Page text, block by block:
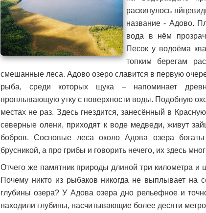
раскинулось
название - Адово.
вода в нём
Песок у водоёма
топким берегам
смешанные леса. Адово озеро славится в первую
рыба, среди которых щука ‒ напоминает
проплывающую утку с поверхности воды. Подобную
местах не раз. Здесь гнездится, занесённый в
северные олени, приходят к воде медведи, живут
бобров. Сосновые леса около Адова озера
брусникой, а про грибы и говорить нечего, их здесь
Отчего же памятник природы длиной три километра и
Почему никто из рыбаков никогда не выплывает на
глубины озера? У Адова озера дно рельефное и
находили глубины, насчитывающие более десяти